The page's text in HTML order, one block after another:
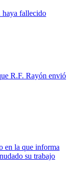
haya fallecido
R.F. Rayón envió
en la que informa
su trabajo